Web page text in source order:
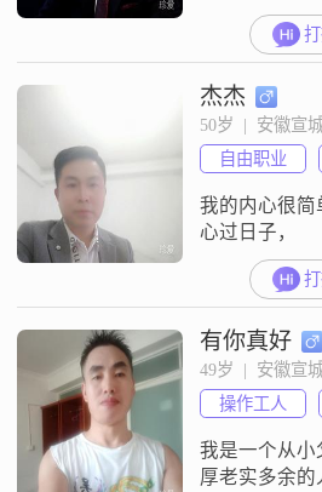
处理好，久
回！老天是
杰杰
50岁  |  安徽宣
自由职业
我的内心很简
心过日子，
有你真好
49岁  |  安徽宣
操作工人
我是一个从小
厚老实多余的